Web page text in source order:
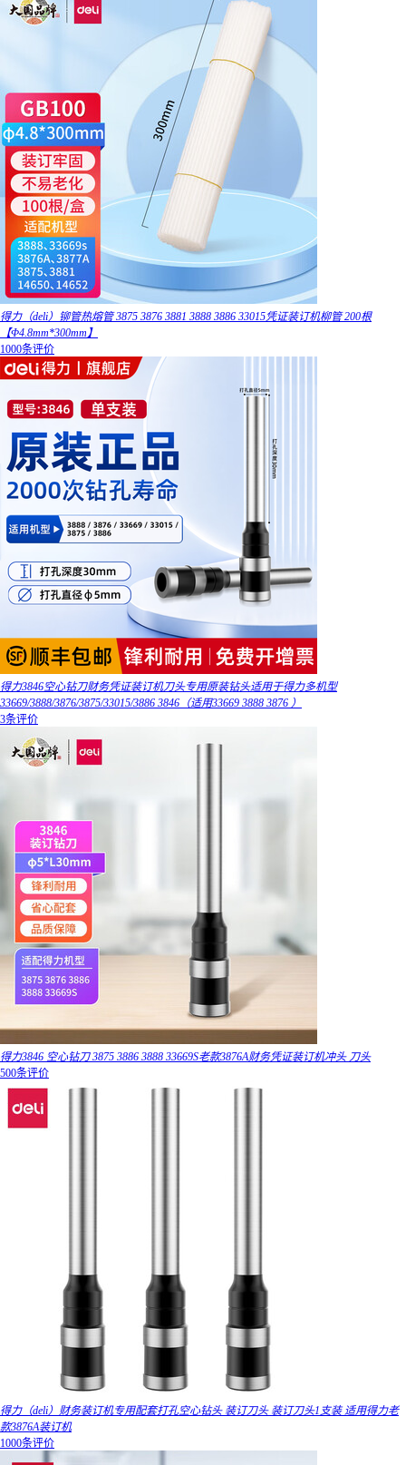
得力（deli）铆管热熔管 3875 3876 3881 3888 3886 33015凭证装订机柳管 200根
【Φ4.8mm*300mm】
1000条评价
得力3846空心钻刀财务凭证装订机刀头专用原装钻头适用于得力多机型
33669/3888/3876/3875/33015/3886 3846（适用33669 3888 3876 ）
3条评价
得力3846 空心钻刀 3875 3886 3888 33669S老款3876A财务凭证装订机冲头 刀头
500条评价
得力（deli）财务装订机专用配套打孔空心钻头 装订刀头 装订刀头1支装 适用得力老
款3876A装订机
1000条评价